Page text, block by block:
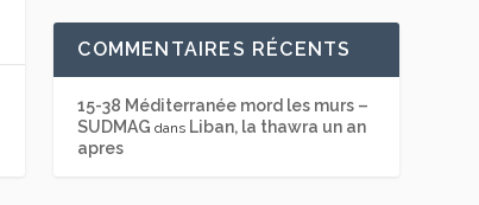
COMMENTAIRES RÉCENTS
15-38 Méditerranée mord les murs –
SUDMAG dans Liban, la thawra un an
apres